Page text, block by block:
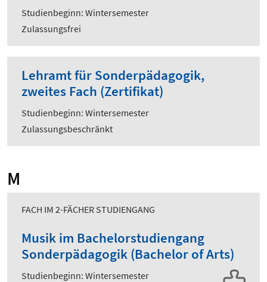
Studienbeginn: Wintersemester
Zulassungsfrei
Lehramt für Sonderpädagogik,
zweites Fach (Zertifikat)
Studienbeginn: Wintersemester
Zulassungsbeschränkt
M
FACH IM 2-FÄCHER STUDIENGANG
Musik im Bachelorstudiengang
Sonderpädagogik (Bachelor of Arts)
Studienbeginn: Wintersemester